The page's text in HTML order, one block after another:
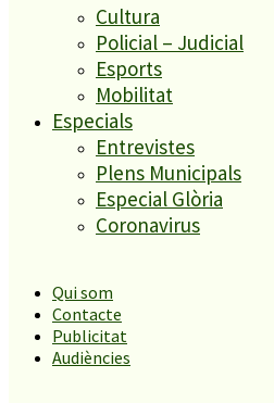
Cultura
Policial – Judicial
Esports
Mobilitat
Especials
Entrevistes
Plens Municipals
Especial Glòria
Coronavirus
Qui som
Contacte
Publicitat
Audiències
De Calella a Malgrat la via
estaria sota el traçat de la
l’alt Maresme de les vies de
una espècie de metro
Finalment, s’enllaçaria amb
estació de Palafolls i
Aquests pla xoca, amb les
Ministeri de Foment i el seu
que preveu desdoblar
Arenys i Blanes, cosa que ha
protesta de diferents